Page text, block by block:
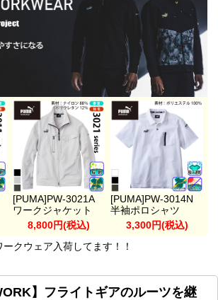
[PUMA]PW-3021A
ワークジャケット
8,800円(税込)
[PUMA]PW-3014N
半袖ポロシャツ
3,300円(税込)
ークウェア入荷してます！！
】フライトギアのルーツを継